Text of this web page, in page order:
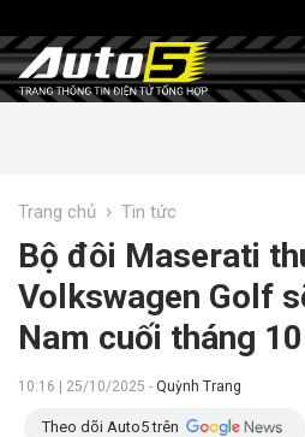
Trang chủ › Tin tức
Bộ đôi Maserati
Volkswagen Golf
Nam cuối tháng
10:16 | 25/10/2025 - Quỳnh Trang
Theo dõi Auto5 trên